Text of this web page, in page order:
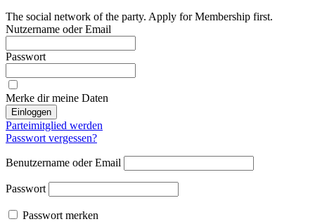
The social network of the party. Apply for Membership first.
Nutzername oder Email
Passwort
Merke dir meine Daten
Einloggen
Parteimitglied werden
Passwort vergessen?
Benutzername oder Email
Passwort
Passwort merken